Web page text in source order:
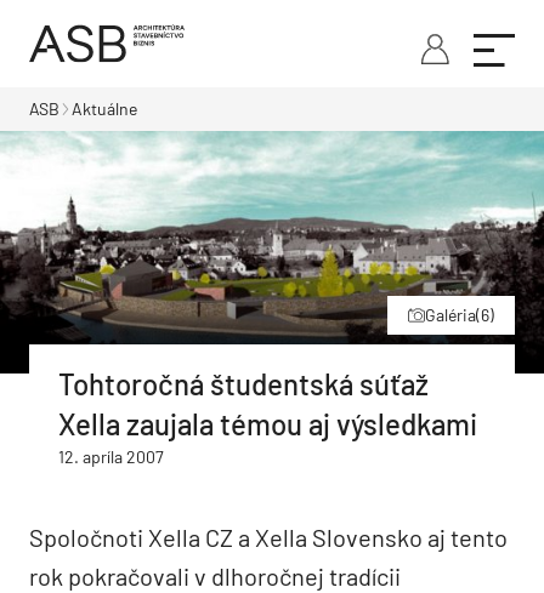
ASB Aktuálne
Galéria(6)
Tohtoročná študentská súťaž
Xella zaujala témou aj výsledkami
12. apríla 2007
Spoločnoti Xella CZ a Xella Slovensko aj tento
rok pokračovali v dlhoročnej tradícii